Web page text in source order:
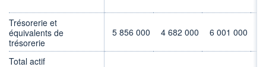
Trésorerie et
équivalents de
trésorerie
5 856 000 4 682 000 6 001 000
Total actif